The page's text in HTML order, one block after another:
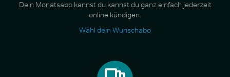
Dein Monatsabo kannst du kannst du ganz einfach jederzeit
online kündigen.
Wähl dein Wunschabo